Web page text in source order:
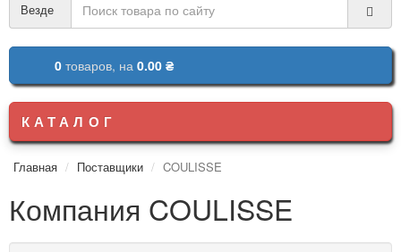
Везде
0 товаров, на 0.00 ₴
КАТАЛОГ
Главная Поставщики COULISSE
Компания COULISSE